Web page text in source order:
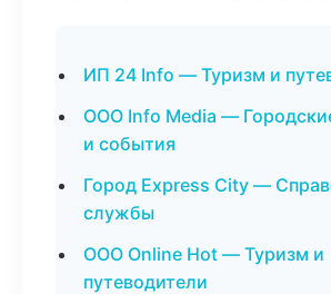
ИП 24 Info — Туризм и
ООО Info Media —
и события
Город Express City —
службы
ООО Online Hot — Туризм и
путеводители